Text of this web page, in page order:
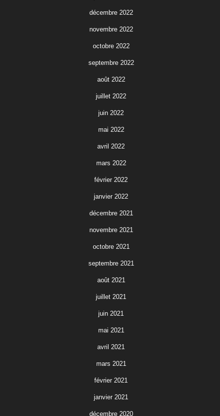
décembre 2022
novembre 2022
octobre 2022
septembre 2022
août 2022
juillet 2022
juin 2022
mai 2022
avril 2022
mars 2022
février 2022
janvier 2022
décembre 2021
novembre 2021
octobre 2021
septembre 2021
août 2021
juillet 2021
juin 2021
mai 2021
avril 2021
mars 2021
février 2021
janvier 2021
décembre 2020